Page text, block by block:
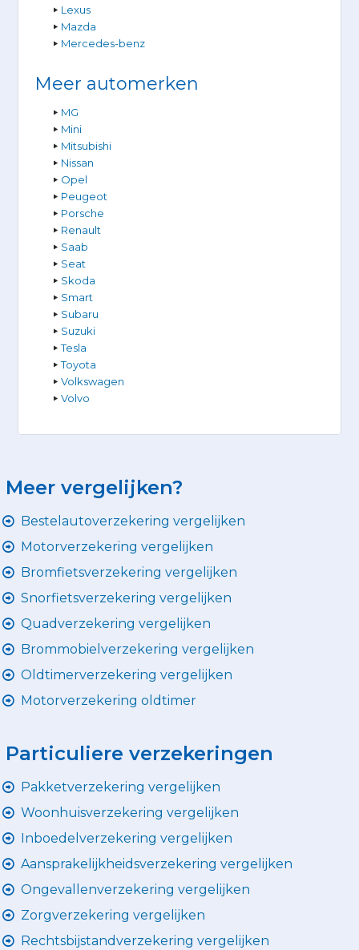
Lexus
Mazda
Mercedes-benz
Meer automerken
MG
Mini
Mitsubishi
Nissan
Opel
Peugeot
Porsche
Renault
Saab
Seat
Skoda
Smart
Subaru
Suzuki
Tesla
Toyota
Volkswagen
Volvo
Meer vergelijken?
Bestelautoverzekering vergelijken
Motorverzekering vergelijken
Bromfietsverzekering vergelijken
Snorfietsverzekering vergelijken
Quadverzekering vergelijken
Brommobielverzekering vergelijken
Oldtimerverzekering vergelijken
Motorverzekering oldtimer
Particuliere verzekeringen
Pakketverzekering vergelijken
Woonhuisverzekering vergelijken
Inboedelverzekering vergelijken
Aansprakelijkheidsverzekering vergelijken
Ongevallenverzekering vergelijken
Zorgverzekering vergelijken
Rechtsbijstandverzekering vergelijken